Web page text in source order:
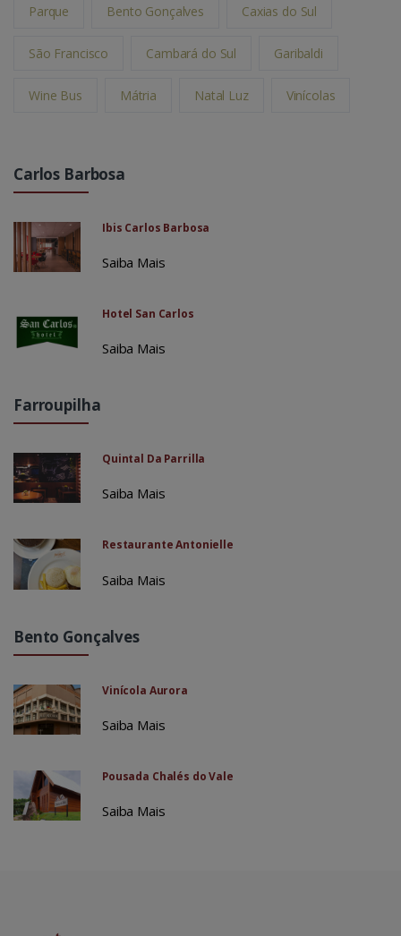
Parque Bento Gonçalves Caxias do Sul
São Francisco Cambará do Sul Garibaldi
Wine Bus Mátria Natal Luz Vinícolas
Carlos Barbosa
Ibis Carlos Barbosa
Saiba Mais
Hotel San Carlos
Saiba Mais
Farroupilha
Quintal Da Parrilla
Saiba Mais
Restaurante Antonielle
Saiba Mais
Bento Gonçalves
Vinícola Aurora
Saiba Mais
Pousada Chalés do Vale
Saiba Mais